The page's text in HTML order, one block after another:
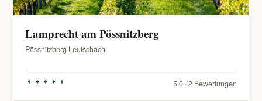
Lamprecht am Pössnitzberg
Pössnitzberg Leutschach
5.0 · 2 Bewertungen